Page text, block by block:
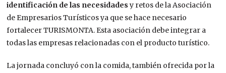
identificación de las necesidadesy retos de la Asociación
de Empresarios Turísticos ya que se hace necesario
fortalecer TURISMONTA. Esta asociación debe integrar a
todas las empresas relacionadas con el producto turístico.
La jornada concluyó con la comida, también ofrecida por la